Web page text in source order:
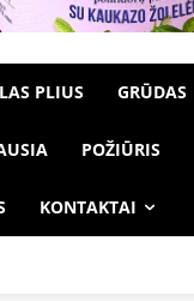
PLIUS GRŪDAS
POŽIŪRIS
KONTAKTAI